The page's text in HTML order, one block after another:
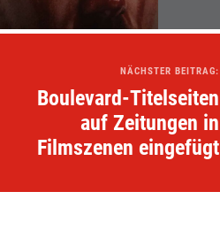
NÄCHSTER BEITRAG:
Boulevard-Titelseiten
auf Zeitungen in
Filmszenen eingefügt